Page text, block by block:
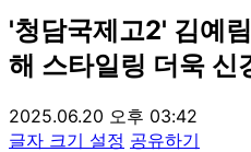
'청담국제고2' 김예
해 스타일링 더욱 신
2025.06.20 오후 03:42
글자 크기 설정 공유하기